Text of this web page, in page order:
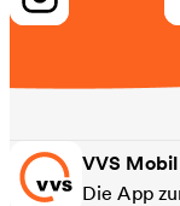
VVS Mobil
Die App